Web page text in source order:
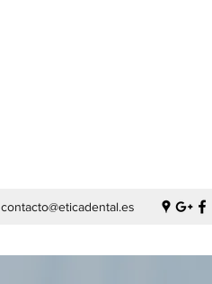
contacto@eticadental.es